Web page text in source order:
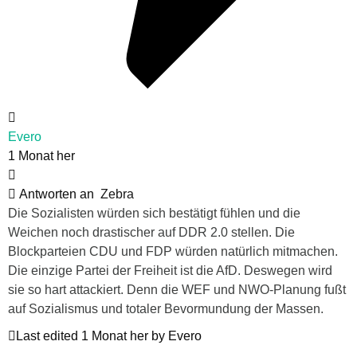
Evero
1 Monat her
Antworten an Zebra
Die Sozialisten würden sich bestätigt fühlen und die
Weichen noch drastischer auf DDR 2.0 stellen. Die
Blockparteien CDU und FDP würden natürlich mitmachen.
Die einzige Partei der Freiheit ist die AfD. Deswegen wird
sie so hart attackiert. Denn die WEF und NWO-Planung fußt
auf Sozialismus und totaler Bevormundung der Massen.
Last edited 1 Monat her by Evero